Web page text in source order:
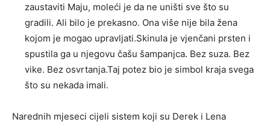
zaustaviti Maju, moleći je da ne uništi sve što su
gradili. Ali bilo je prekasno. Ona više nije bila žena
kojom je mogao upravljati.Skinula je vjenčani prsten i
spustila ga u njegovu čašu šampanjca. Bez suza. Bez
vike. Bez osvrtanja.Taj potez bio je simbol kraja svega
što su nekada imali.
Narednih mjeseci cijeli sistem koji su Derek i Lena